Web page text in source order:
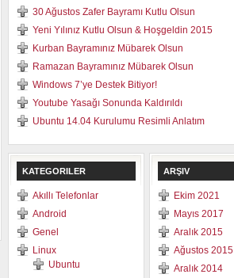
30 Ağustos Zafer Bayramı Kutlu Olsun
Yeni Yılınız Kutlu Olsun & Hoşgeldin 2015
Kurban Bayramınız Mübarek Olsun
Ramazan Bayramınız Mübarek Olsun
Windows 7’ye Destek Bitiyor!
Youtube Yasağı Sonunda Kaldırıldı
Ubuntu 14.04 Kurulumu Resimli Anlatım
KATEGORILER
Akıllı Telefonlar
Android
Genel
Linux
Ubuntu
ARŞIV
Ekim 2021
Mayıs 2017
Aralık 2015
Ağustos 2015
Aralık 2014